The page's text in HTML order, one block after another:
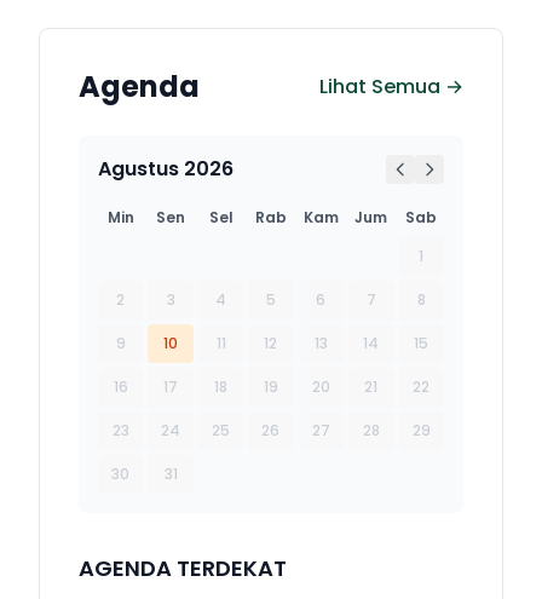
Agenda Lihat Semua →
Agustus 2026
Min Sen Sel Rab Kam Jum
Sab
1
2 3 4 5 6 7 8
9 10 11 12 13 14 15
16 17 18 19 20 21 22
23 24 25 26 27 28 29
30 31
AGENDA TERDEKAT